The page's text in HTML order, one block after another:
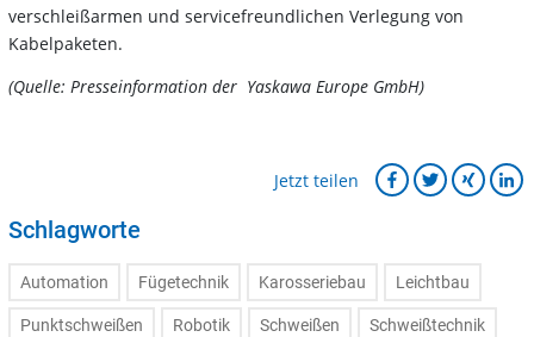
verschleißarmen und servicefreundlichen Verlegung von
Kabelpaketen.
(Quelle: Presseinformation der Yaskawa Europe GmbH)
Jetzt teilen
Schlagworte
Automation Fügetechnik Karosseriebau Leichtbau
Punktschweißen Robotik Schweißen Schweißtechnik